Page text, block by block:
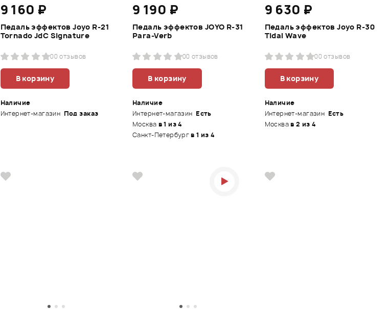
9 160 ₽
Педаль эффектов Joyo R-21
Tornado JdC Signature
00 отзывов
В корзину
Наличие
Интернет-магазин Под заказ
9 190 ₽
Педаль эффектов JOYO R-31
Para-Verb
00 отзывов
В корзину
Наличие
Интернет-магазин Есть
Москва в 1 из 4
Санкт-Петербургв 1 из 4
9 630 ₽
Педаль эффектов Joyo R-30
Tidal Wave
00 отзывов
В корзину
Наличие
Интернет-магазин Есть
Москвав 2 из 4